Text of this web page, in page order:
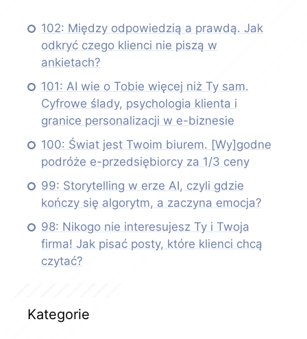
102: Między odpowiedzią a prawdą. Jak
odkryć czego klienci nie piszą w
ankietach?
101: AI wie o Tobie więcej niż Ty sam.
Cyfrowe ślady, psychologia klienta i
granice personalizacji w e-biznesie
100: Świat jest Twoim biurem. [Wy]godne
podróże e-przedsiębiorcy za 1/3 ceny
99: Storytelling w erze AI, czyli gdzie
kończy się algorytm, a zaczyna emocja?
98: Nikogo nie interesujesz Ty i Twoja
firma! Jak pisać posty, które klienci chcą
czytać?
Kategorie